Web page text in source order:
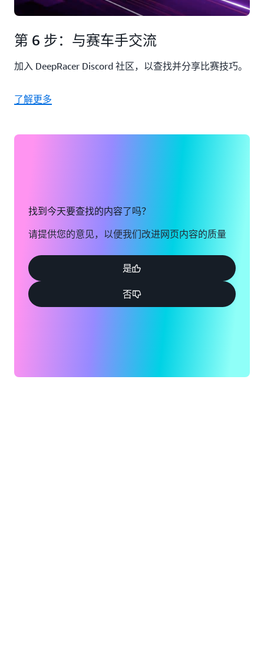
第 6 步：与赛车手交流
加入 DeepRacer Discord 社区，以查找并分享比赛技巧。
了解更多
找到今天要查找的内容了吗？
请提供您的意见，以便我们改进网页内容的质量
是
否